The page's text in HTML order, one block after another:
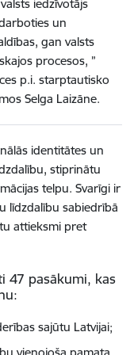
iedzīvotājs
un
gan valsts
procesos, ”
p.i. starptautisko
Selga Laizāne.
identitātes un
stiprinātu
telpu. Svarīgi ir
līdzdalību sabiedrībā
attieksmi pret
47 pasākumi, kas
sajūtu Latvijai;
vienojoša pamata